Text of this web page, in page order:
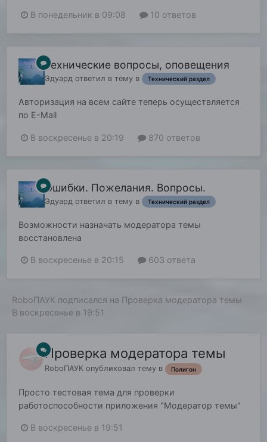
В понедельник в 09:08 10 ответов
Технические вопросы, оповещения
Эдуард ответил в тему в Технический раздел
Авторизация на всем сайте теперь осуществляется
по E-Mail
В воскресенье в 20:19 870 ответов
Ошибки. Пожелания. Вопросы.
Эдуард ответил в тему в Технический раздел
Возможности назначать модератора темы
восстановлена
В воскресенье в 20:15 603 ответа
RoboПАУК подписался на Проверка модератора темы
В воскресенье в 19:51
Проверка модератора темы
RoboПАУК опубликовал тему в Полигон
Просто тестовая тема для проверки
работоспособности приложения "Модератор темы"
В воскресенье в 19:51